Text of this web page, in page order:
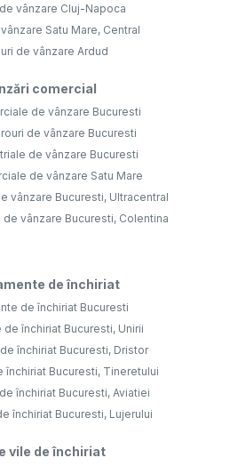
vânzare Cluj-Napoca
Satu Mare, Central
de vânzare Ardud
comercial
de vânzare Bucuresti
de vânzare Bucuresti
de vânzare Bucuresti
de vânzare Satu Mare
vânzare Bucuresti, Ultracentral
vânzare Bucuresti, Colentina
de închiriat
de închiriat Bucuresti
de închiriat Bucuresti, Unirii
închiriat Bucuresti, Dristor
închiriat Bucuresti, Tineretului
închiriat Bucuresti, Aviatiei
închiriat Bucuresti, Lujerului
vile de închiriat